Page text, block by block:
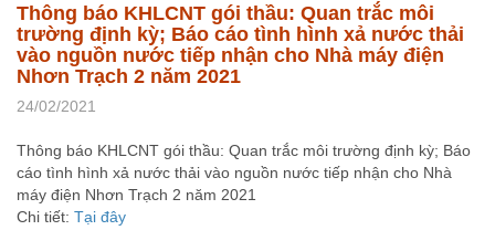
Thông báo KHLCNT gói thầu: Quan trắc môi
trường định kỳ; Báo cáo tình hình xả nước thải
vào nguồn nước tiếp nhận cho Nhà máy điện
Nhơn Trạch 2 năm 2021
24/02/2021
Thông báo KHLCNT gói thầu: Quan trắc môi trường định kỳ; Báo
cáo tình hình xả nước thải vào nguồn nước tiếp nhận cho Nhà
máy điện Nhơn Trạch 2 năm 2021
Chi tiết: Tại đây